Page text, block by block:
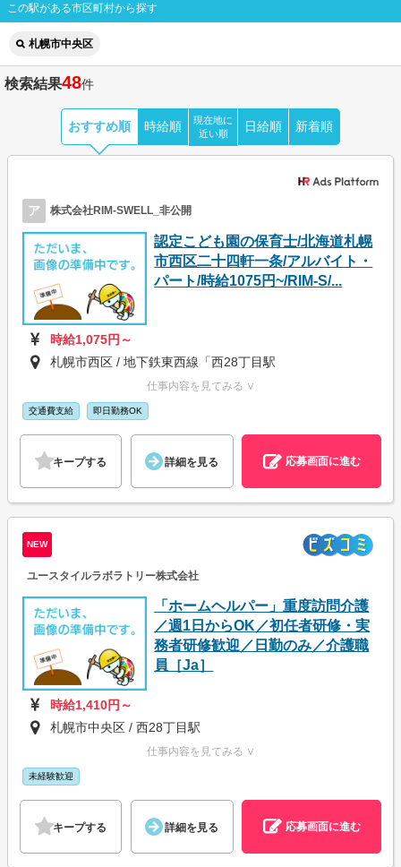
この駅がある市区町村から探す
札幌市中央区
検索結果48件
おすすめ順 時給順
現在地に
近い順
日給順 新着順
ア 株式会社RIM-SWELL_非公開
認定こども園の保育士/北海道札幌
市西区二十四軒一条/アルバイト・
パート/時給1075円~/RIM-S/...
時給1,075円～
札幌市西区 / 地下鉄東西線「西28丁目駅
仕事内容を見てみる ∨
交通費支給 即日勤務OK
キープする 詳細を見る 応募画面に進む
NEW
ユースタイルラボラトリー株式会社
「ホームヘルパー」重度訪問介護
／週1日からOK／初任者研修・実
務者研修歓迎／日勤のみ／介護職
員［Ja］
時給1,410円～
札幌市中央区 / 西28丁目駅
仕事内容を見てみる ∨
未経験歓迎
キープする 詳細を見る 応募画面に進む